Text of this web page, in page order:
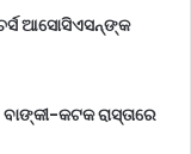
ଆସୋସିଏସନ୍‌ଙ୍କ
ବାଙ୍କୀ-କଟକ ରାସ୍ତାରେ